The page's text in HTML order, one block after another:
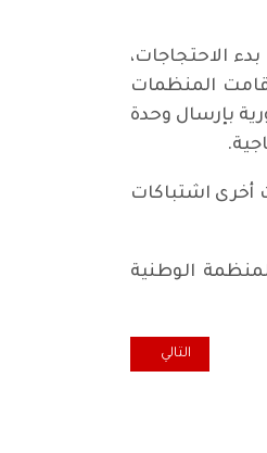
الاحتجاجات،
المنظمات
بإرسال وحدة
أخرى اشتباكات
الوطنية
المقال التالي: بيان الحركة
التالي